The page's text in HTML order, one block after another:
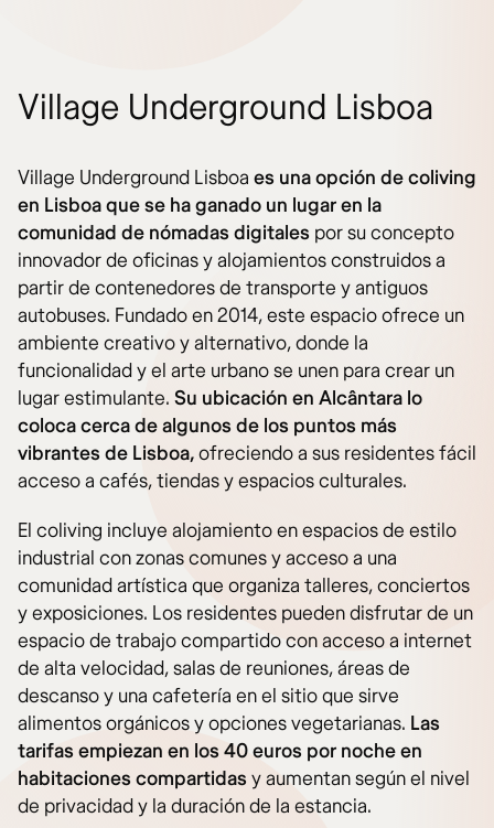
Village Underground Lisboa
Village Underground Lisboa es una opción de coliving
en Lisboa que se ha ganado un lugar en la
comunidad de nómadas digitales por su concepto
innovador de oficinas y alojamientos construidos a
partir de contenedores de transporte y antiguos
autobuses. Fundado en 2014, este espacio ofrece un
ambiente creativo y alternativo, donde la
funcionalidad y el arte urbano se unen para crear un
lugar estimulante. Su ubicación en Alcântara lo
coloca cerca de algunos de los puntos más
vibrantes de Lisboa,ofreciendo a sus residentes fácil
acceso a cafés, tiendas y espacios culturales.
El coliving incluye alojamiento en espacios de estilo
industrial con zonas comunes y acceso a una
comunidad artística que organiza talleres, conciertos
y exposiciones. Los residentes pueden disfrutar de un
espacio de trabajo compartido con acceso a internet
de alta velocidad, salas de reuniones, áreas de
descanso y una cafetería en el sitio que sirve
alimentos orgánicos y opciones vegetarianas. Las
tarifas empiezan en los 40 euros por noche en
habitaciones compartidasy aumentan según el nivel
de privacidad y la duración de la estancia.